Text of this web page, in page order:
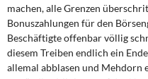
Memo-Gruppe
Institut Solidarische
machen, alle Grenzen
Bonuszahlungen für den
Beschäftigte offenbar völlig
diesem Treiben endlich ein
allemal abblasen und Mehdorn